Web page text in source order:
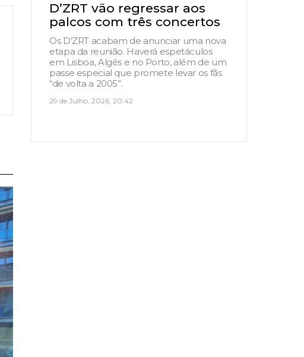
D’ZRT vão regressar aos
palcos com três concertos
Os D’ZRT acabam de anunciar uma nova
etapa da reunião. Haverá espetáculos
em Lisboa, Algés e no Porto, além de um
passe especial que promete levar os fãs
“de volta a 2005”.
29 de Julho, 2026, 20:42